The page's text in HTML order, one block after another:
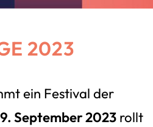
2023
ein Festival der
September 2023 rollt